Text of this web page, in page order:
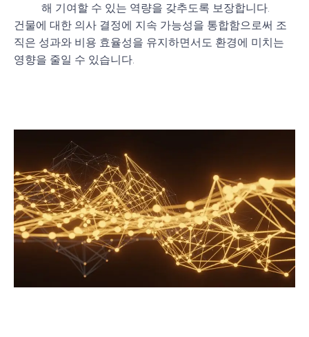
해 기여할 수 있는 역량을 갖추도록 보장합니다.
건물에 대한 의사 결정에 지속 가능성을 통합함으로써 조
직은 성과와 비용 효율성을 유지하면서도 환경에 미치는
영향을 줄일 수 있습니다.